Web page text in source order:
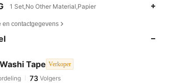
1 Set,No Other Material,Papier
en contactgegevens
Tape Verkoper
73
73
73 Volgers
gevolgd1 dag geleden